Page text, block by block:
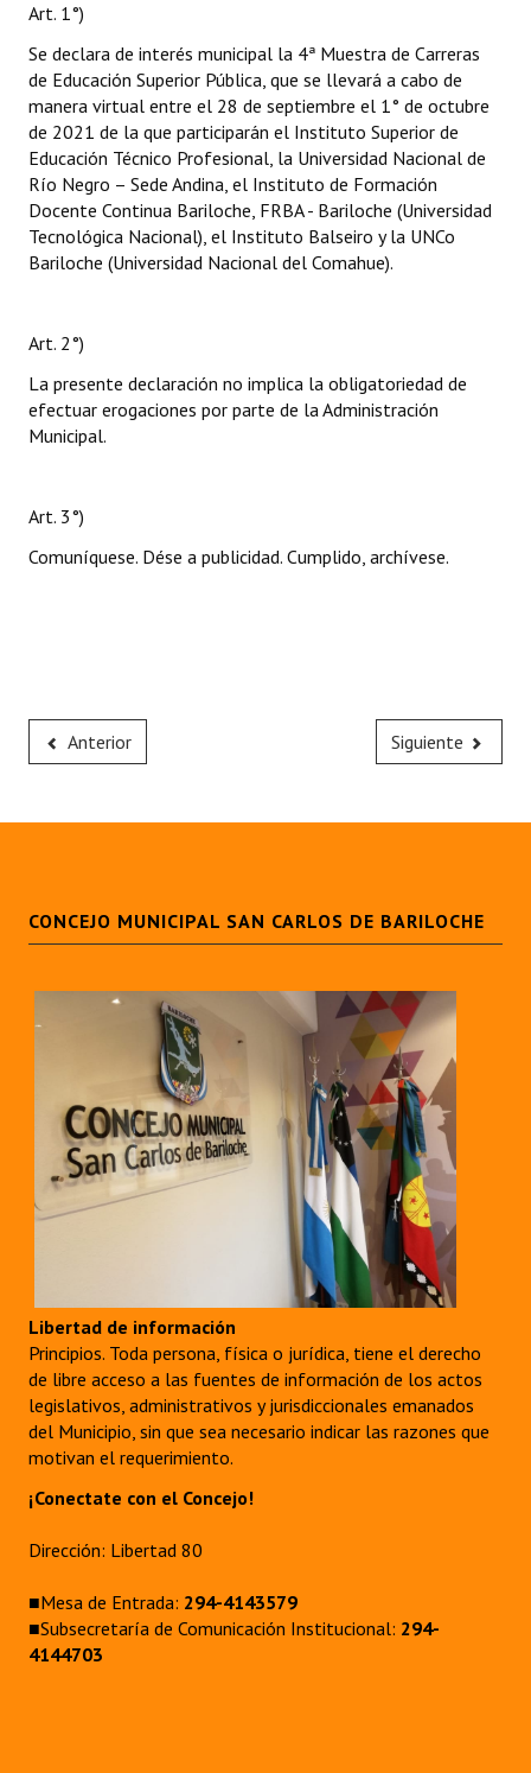
Art. 1°)
Se declara de interés municipal la 4ª Muestra de Carreras
de Educación Superior Pública, que se llevará a cabo de
manera virtual entre el 28 de septiembre el 1° de octubre
de 2021 de la que participarán el Instituto Superior de
Educación Técnico Profesional, la Universidad Nacional de
Río Negro – Sede Andina, el Instituto de Formación
Docente Continua Bariloche, FRBA - Bariloche (Universidad
Tecnológica Nacional), el Instituto Balseiro y la UNCo
Bariloche (Universidad Nacional del Comahue).
Art. 2°)
La presente declaración no implica la obligatoriedad de
efectuar erogaciones por parte de la Administración
Municipal.
Art. 3°)
Comuníquese. Dése a publicidad. Cumplido, archívese.
Anterior Siguiente
CONCEJO MUNICIPAL SAN CARLOS DE BARILOCHE
Libertad de información
Principios. Toda persona, física o jurídica, tiene el derecho
de libre acceso a las fuentes de información de los actos
legislativos, administrativos y jurisdiccionales emanados
del Municipio, sin que sea necesario indicar las razones que
motivan el requerimiento.
¡Conectate con el Concejo!
Dirección: Libertad 80
■Mesa de Entrada: 294-4143579
■Subsecretaría de Comunicación Institucional: 294-
4144703